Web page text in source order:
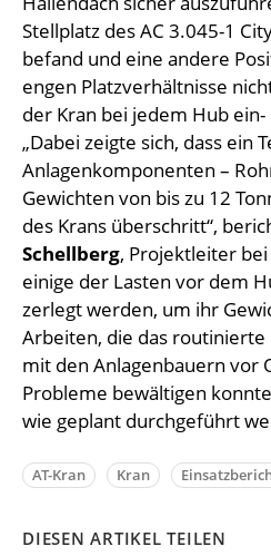
Stellplatz des AC 3.045-1
befand und eine andere
engen Platzverhältnisse
der Kran bei jedem Hub
„Dabei zeigte sich, dass ein
Anlagenkomponenten –
Gewichten von bis zu 12
des Krans überschritt“,
Schellberg, Projektleiter
einige der Lasten vor dem
zerlegt werden, um ihr
Arbeiten, die das routinierte
mit den Anlagenbauern vor
Probleme bewältigen
wie geplant durchgeführt
AT-Kran Kran
DIESEN ARTIKEL TEILEN